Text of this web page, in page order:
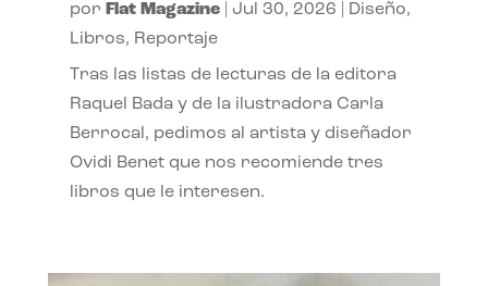
por Flat Magazine| Jul 30, 2026 Diseño,
Libros, Reportaje
Tras las listas de lecturas de la editora
Raquel Bada y de la ilustradora Carla
Berrocal, pedimos al artista y diseñador
Ovidi Benet que nos recomiende tres
libros que le interesen.